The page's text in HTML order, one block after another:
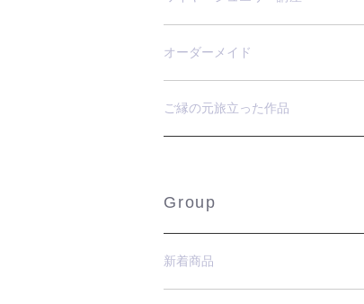
オーダーメイド
ご縁の元旅立った作品
Group
新着商品